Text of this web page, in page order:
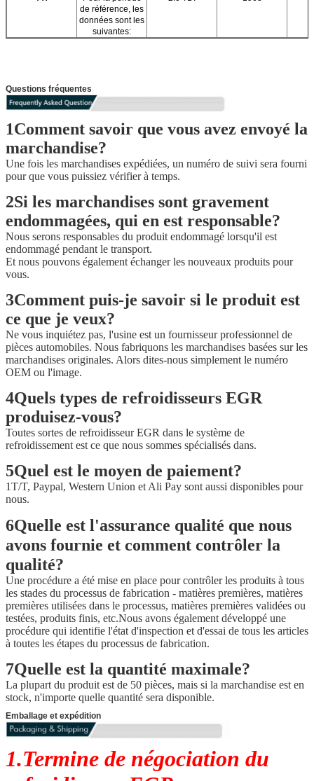
de référence, les
données sont les
suivantes:
Questions fréquentes
1Comment savoir que vous avez envoyé la
marchandise?
Une fois les marchandises expédiées, un numéro de suivi sera fourni
pour que vous puissiez vérifier à temps.
2Si les marchandises sont gravement
endommagées, qui en est responsable?
Nous serons responsables du produit endommagé lorsqu'il est
endommagé pendant le transport.
Et nous pouvons également échanger les nouveaux produits pour
vous.
3Comment puis-je savoir si le produit est
ce que je veux?
Ne vous inquiétez pas, l'usine est un fournisseur professionnel de
pièces automobiles. Nous fabriquons les marchandises basées sur les
marchandises originales. Alors dites-nous simplement le numéro
OEM ou l'image.
4Quels types de refroidisseurs EGR
produisez-vous?
Toutes sortes de refroidisseur EGR dans le système de
refroidissement est ce que nous sommes spécialisés dans.
5Quel est le moyen de paiement?
1T/T, Paypal, Western Union et Ali Pay sont aussi disponibles pour
nous.
6Quelle est l'assurance qualité que nous
avons fournie et comment contrôler la
qualité?
Une procédure a été mise en place pour contrôler les produits à tous
les stades du processus de fabrication - matières premières, matières
premières utilisées dans le processus, matières premières validées ou
testées, produits finis, etc.Nous avons également développé une
procédure qui identifie l'état d'inspection et d'essai de tous les articles
à toutes les étapes du processus de fabrication.
7Quelle est la quantité maximale?
La plupart du produit est de 50 pièces, mais si la marchandise est en
stock, n'importe quelle quantité sera disponible.
Emballage et expédition
1.Termine de négociation du